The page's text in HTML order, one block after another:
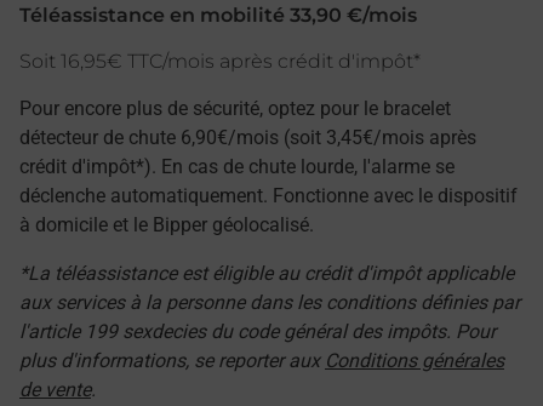
Téléassistance en mobilité 33,90 €/mois
Soit 16,95€ TTC/mois après crédit d'impôt*
Pour encore plus de sécurité, optez pour le bracelet
détecteur de chute 6,90€/mois (soit 3,45€/mois après
crédit d'impôt*). En cas de chute lourde, l'alarme se
déclenche automatiquement. Fonctionne avec le dispositif
à domicile et le Bipper géolocalisé.
*La téléassistance est éligible au crédit d'impôt applicable
aux services à la personne dans les conditions définies par
l'article 199 sexdecies du code général des impôts. Pour
plus d'informations, se reporter aux Conditions générales
de vente.